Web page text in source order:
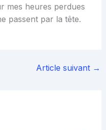
mes heures perdues
passent par la tête.
Article suivant →